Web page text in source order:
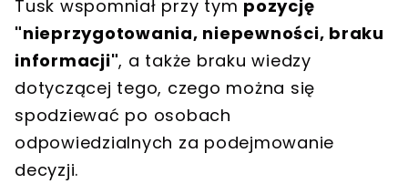
Tusk wspomniał przy tym pozycję
"nieprzygotowania, niepewności, braku
informacji", a także braku wiedzy
dotyczącej tego, czego można się
spodziewać po osobach
odpowiedzialnych za podejmowanie
decyzji.